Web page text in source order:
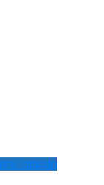
Industri